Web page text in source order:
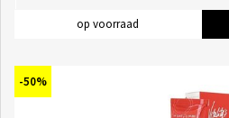
op voorraad
-50%